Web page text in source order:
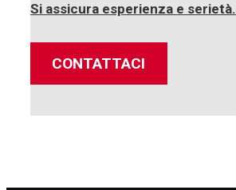
Si assicura esperienza e serietà.
CONTATTACI